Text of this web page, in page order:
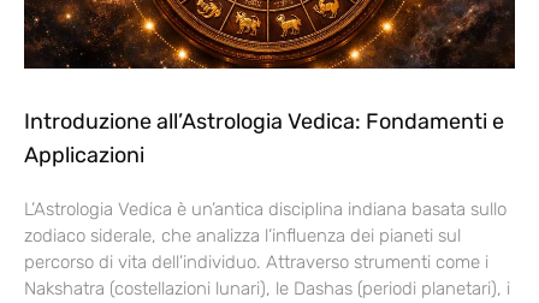
Introduzione all’Astrologia Vedica: Fondamenti e
Applicazioni
L’Astrologia Vedica è un’antica disciplina indiana basata sullo
zodiaco siderale, che analizza l’influenza dei pianeti sul
percorso di vita dell’individuo. Attraverso strumenti come i
Nakshatra (costellazioni lunari), le Dashas (periodi planetari), i